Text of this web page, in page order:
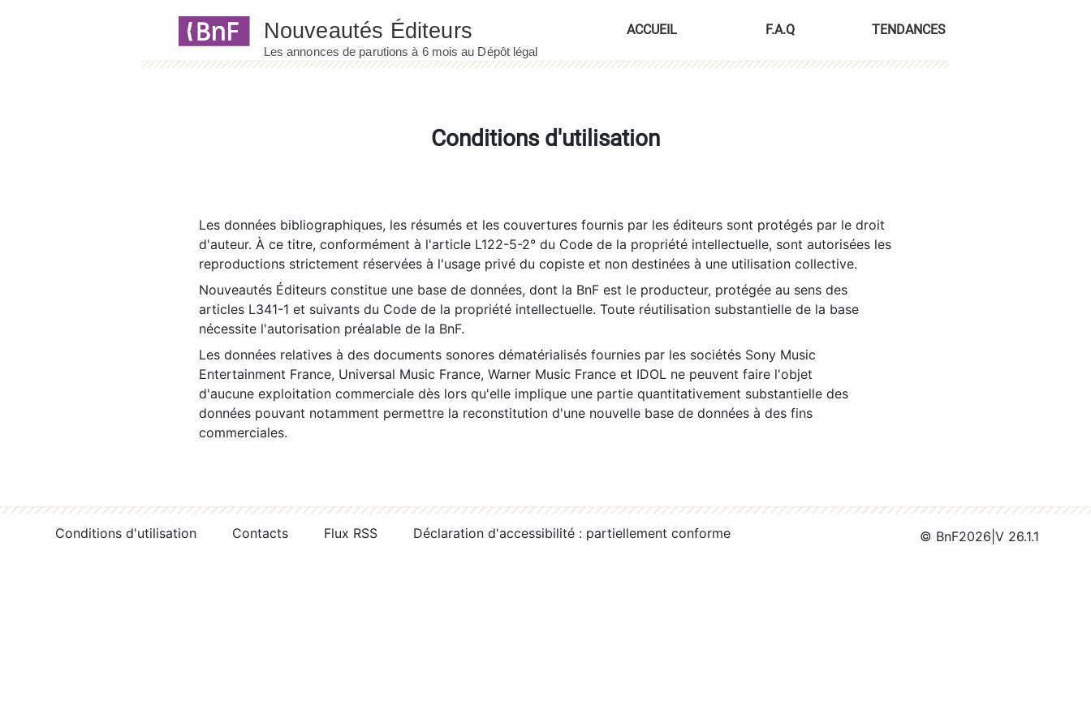
ACCUEIL F.A.Q TENDANCES
Conditions d'utilisation
Les données bibliographiques, les résumés et les couvertures fournis par les éditeurs sont protégés par le droit
d'auteur. À ce titre, conformément à l'article L122-5-2° du Code de la propriété intellectuelle, sont autorisées les
reproductions strictement réservées à l'usage privé du copiste et non destinées à une utilisation collective.
Nouveautés Éditeurs constitue une base de données, dont la BnF est le producteur, protégée au sens des
articles L341-1 et suivants du Code de la propriété intellectuelle. Toute réutilisation substantielle de la base
nécessite l'autorisation préalable de la BnF.
Les données relatives à des documents sonores dématérialisés fournies par les sociétés Sony Music
Entertainment France, Universal Music France, Warner Music France et IDOL ne peuvent faire l'objet
d'aucune exploitation commerciale dès lors qu'elle implique une partie quantitativement substantielle des
données pouvant notamment permettre la reconstitution d'une nouvelle base de données à des fins
commerciales.
Conditions d'utilisation Contacts Flux RSS Déclaration d'accessibilité : partiellement conforme © BnF2026 V 26.1.1